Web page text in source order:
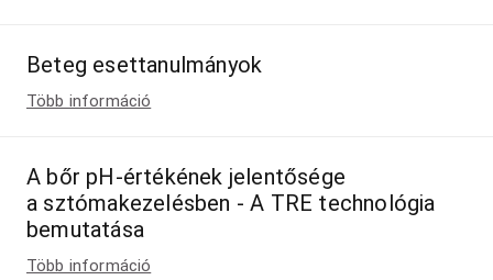
Beteg esettanulmányok
Több információ
A bőr pH-értékének jelentősége
a sztómakezelésben - A TRE technológia
bemutatása
Több információ